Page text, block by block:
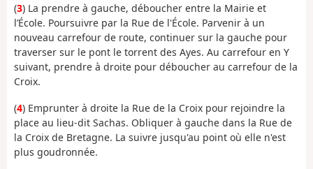
(3) La prendre à gauche, déboucher entre la Mairie et
l’École. Poursuivre par la Rue de l'École. Parvenir à un
nouveau carrefour de route, continuer sur la gauche pour
traverser sur le pont le torrent des Ayes. Au carrefour en Y
suivant, prendre à droite pour déboucher au carrefour de la
Croix.
(4) Emprunter à droite la Rue de la Croix pour rejoindre la
place au lieu-dit Sachas. Obliquer à gauche dans la Rue de
la Croix de Bretagne. La suivre jusqu'au point où elle n'est
plus goudronnée.